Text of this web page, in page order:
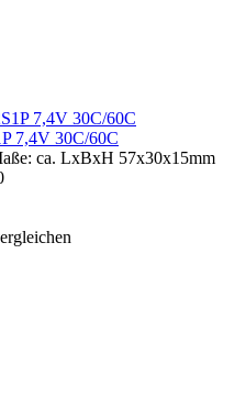
7,4V 30C/60C
ca. LxBxH 57x30x15mm